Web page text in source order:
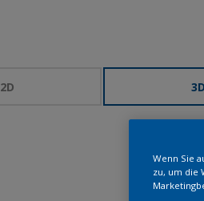
2D 3D
Wenn Sie
zu, um die